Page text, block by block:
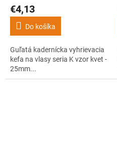
€4,13
Do košíka
Guľatá kadernícka vyhrievacia
kefa na vlasy seria K vzor kvet -
25mm...